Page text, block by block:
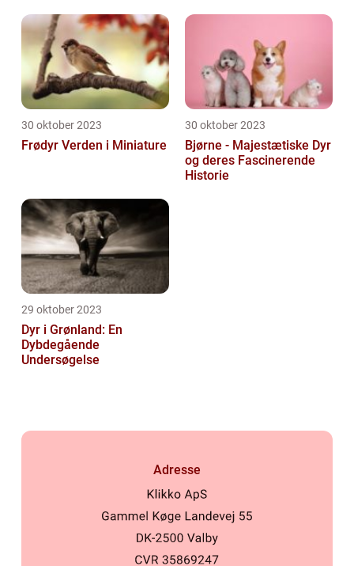
30 oktober 2023
Frødyr Verden i Miniature
30 oktober 2023
Bjørne - Majestætiske Dyr
og deres Fascinerende
Historie
29 oktober 2023
Dyr i Grønland: En
Dybdegående
Undersøgelse
Adresse